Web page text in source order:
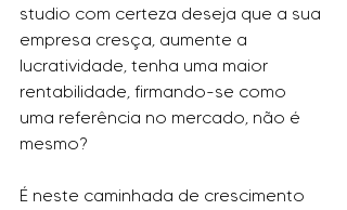
studio com certeza deseja que a sua
empresa cresça, aumente a
lucratividade, tenha uma maior
rentabilidade, firmando-se como
uma referência no mercado, não é
mesmo?
É neste caminhada de crescimento